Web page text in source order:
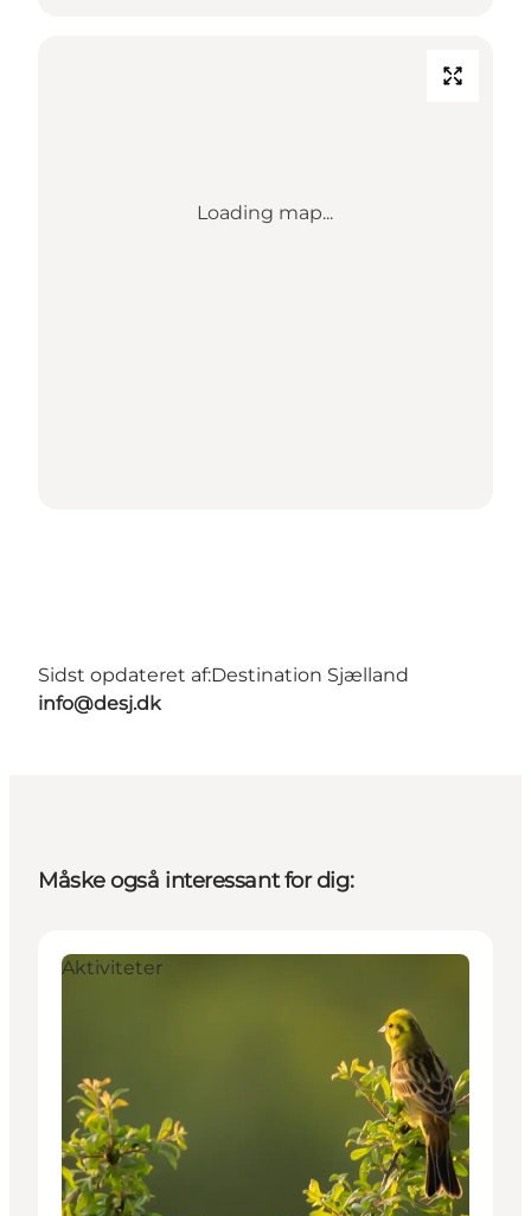
Loading map...
Sidst opdateret af:Destination Sjælland
info@desj.dk
Måske også interessant for dig:
Aktiviteter